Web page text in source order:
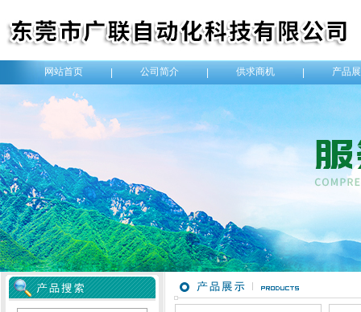
网站首页 公司简介 供求商机 产品